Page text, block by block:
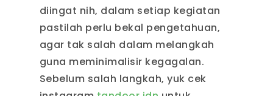
diingat nih, dalam setiap kegiatan
pastilah perlu bekal pengetahuan,
agar tak salah dalam melangkah
guna meminimalisir kegagalan.
Sebelum salah langkah, yuk cek